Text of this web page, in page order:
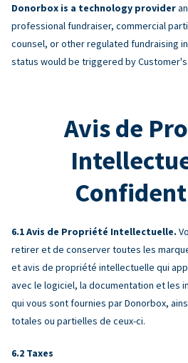
Donorbox is a technology provider
professional fundraiser, commercial
counsel, or other regulated fundraising
status would be triggered by
Avis de
Avis de Propriété Intellectuelle.
retirer et de conserver toutes les
et avis de propriété intellectuelle qui
avec le logiciel, la documentation et les
qui vous sont fournies par Donorbox,
totales ou partielles de ceux-ci.
Taxes